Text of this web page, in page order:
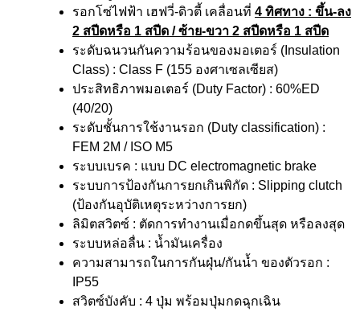
รอกโซ่ไฟฟ้า เฮฟวี่-ดิวตี้ เคลื่อนที่ 4 ทิศทาง : ขึ้น-ลง
2 สปีดหรือ 1 สปีด / ซ้าย-ขวา 2 สปีดหรือ 1 สปีด
ระดับฉนวนกันความร้อนของมอเตอร์ (Insulation
Class) : Class F (155 องศาเซลเซียส)
ประสิทธิภาพมอเตอร์ (Duty Factor) : 60%ED
(40/20)
ระดับชั้นการใช้งานรอก (Duty classification) :
FEM 2M / ISO M5
ระบบเบรค : แบบ DC electromagnetic brake
ระบบการป้องกันการยกเกินพิกัด : Slipping clutch
(ป้องกันอุบัติเหตุระหว่างการยก)
ลิมิตสวิตซ์ : ตัดการทำงานเมื่อกดขึ้นสุด หรือลงสุด
ระบบหล่อลื่น : น้ำมันเครื่อง
ความสามารถในการกันฝุ่น/กันน้ำ ของตัวรอก :
IP55
สวิตซ์บังคับ : 4 ปุ่ม พร้อมปุ่มกดฉุกเฉิน